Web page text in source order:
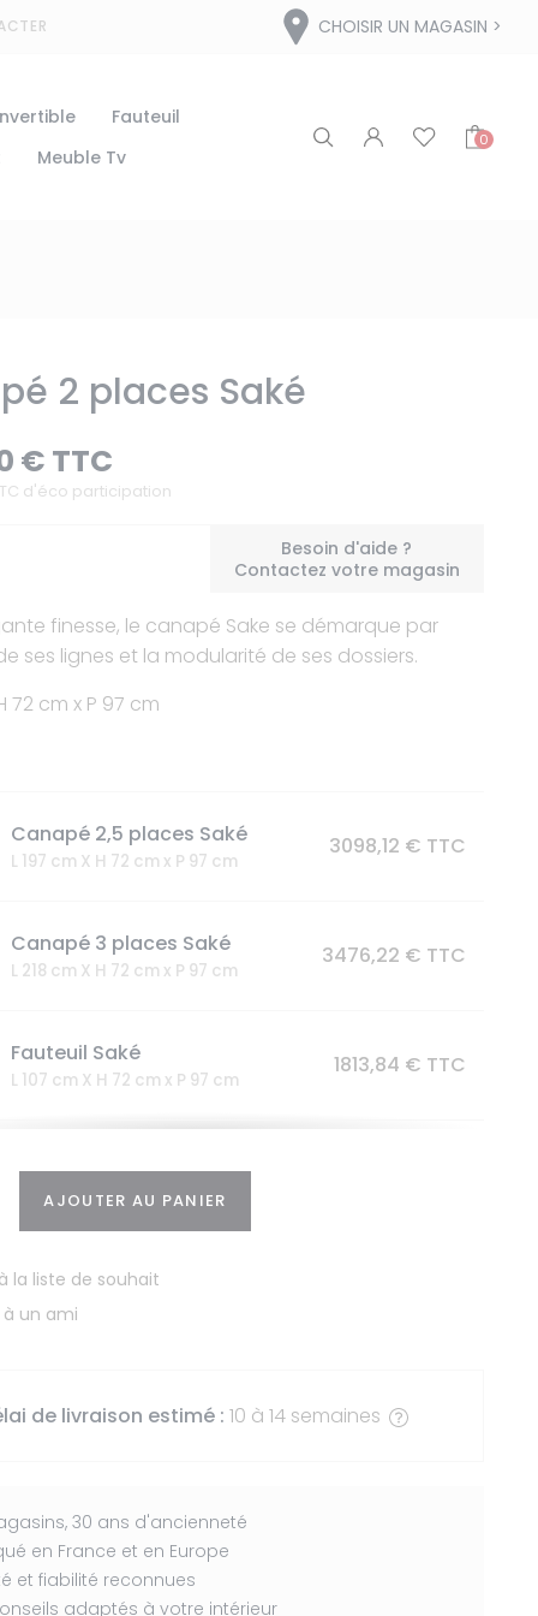
CHOISIR UN MAGASIN
Fauteuil
Meuble Tv
0
2 places Saké
€ TTC
d'éco participation
Besoin d'aide ?
Contactez votre magasin
finesse, le canapé Sake se démarque par
ses lignes et la modularité de ses dossiers.
72 cm x P 97 cm
Canapé 2,5 places Saké
L 197 cm X H 72 cm x P 97 cm
3098,12 € TTC
Canapé 3 places Saké
L 218 cm X H 72 cm x P 97 cm
3476,22 € TTC
Fauteuil Saké
L 107 cm X H 72 cm x P 97 cm
1813,84 € TTC
Méridienne gauche Saké
L 88 cm X H 44 cm x P 60 cm
AJOUTER AU PANIER
la liste de souhait
à un ami
de livraison estimé : 10 à 14 semaines
30 ans d'ancienneté
en France et en Europe
et fiabilité reconnues
adaptés à votre intérieur